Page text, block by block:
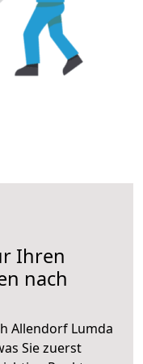
Ihren
nach
Allendorf Lumda
Sie zuerst